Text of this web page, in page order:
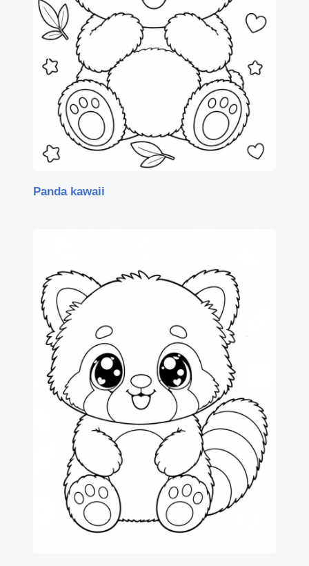
Panda kawaii